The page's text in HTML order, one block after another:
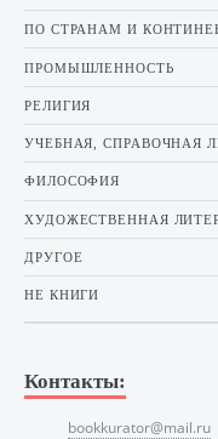
заказной
Представленная
находится в
осуществляется
компаниями. Цена
Возможна предоплата
ПО СТРАНАМ И
ПРОМЫШЛЕННОСТЬ
РЕЛИГИЯ
УЧЕБНАЯ, СПРАВОЧНАЯ
ФИЛОСОФИЯ
ХУДОЖЕСТВЕННАЯ
ДРУГОЕ
НЕ КНИГИ
Контакты:
bookkurator@mail.ru